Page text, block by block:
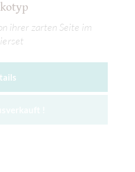
ihrer zarten Seite im